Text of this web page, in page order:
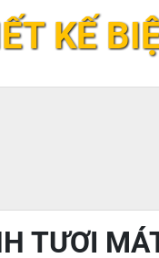
KẾ
TƯƠI